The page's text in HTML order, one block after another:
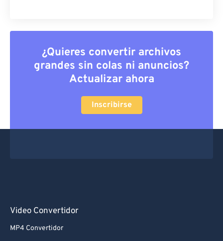
¿Quieres convertir archivos
grandes sin colas ni anuncios?
Actualizar ahora
Inscribirse
Video Convertidor
MP4 Convertidor